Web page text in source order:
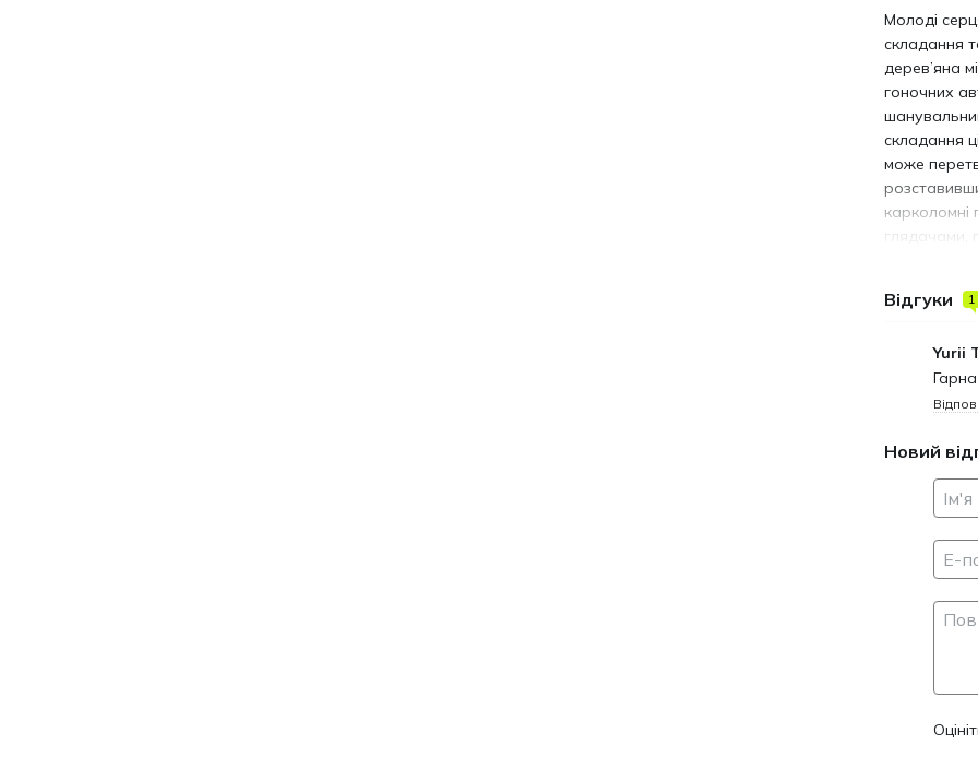
Молоді
складання
дерев’яна
гоночних
складання
може
карколомні
Малий
деталі,
або
розмір
також
Однією з
без клею
складання
та
(але
Малий
для всіх
Відгуки 1
Yurii
Новий